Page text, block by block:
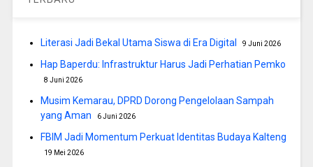
Literasi Jadi Bekal Utama Siswa di Era Digital 9 Juni 2026
Hap Baperdu: Infrastruktur Harus Jadi Perhatian Pemko
8 Juni 2026
Musim Kemarau, DPRD Dorong Pengelolaan Sampah
yang Aman
6 Juni 2026
FBIM Jadi Momentum Perkuat Identitas Budaya Kalteng
19 Mei 2026